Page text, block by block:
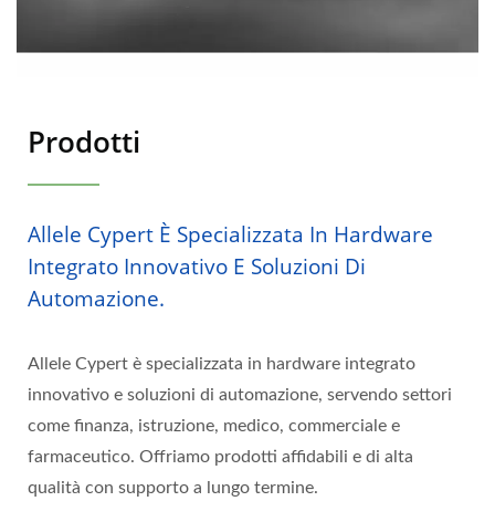
Prodotti
Allele Cypert È Specializzata In Hardware
Integrato Innovativo E Soluzioni Di
Automazione.
Allele Cypert è specializzata in hardware integrato
innovativo e soluzioni di automazione, servendo settori
come finanza, istruzione, medico, commerciale e
farmaceutico. Offriamo prodotti affidabili e di alta
qualità con supporto a lungo termine.